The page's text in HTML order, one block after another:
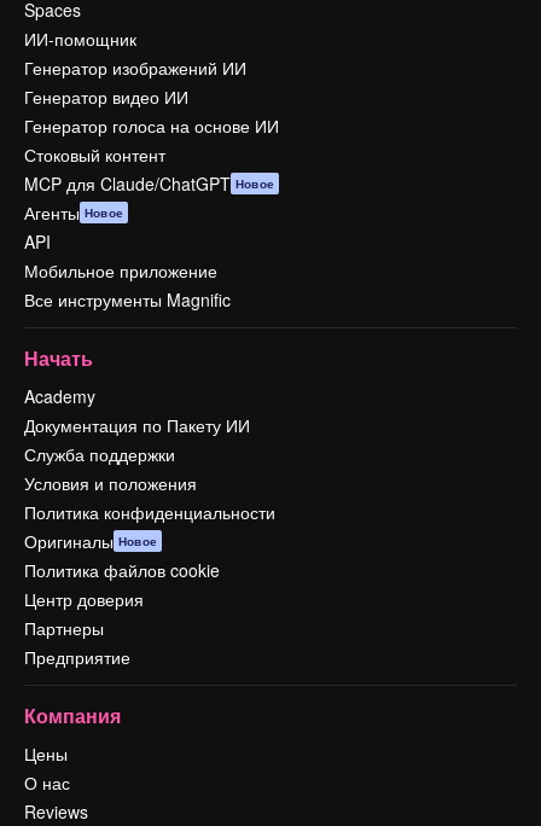
Spaces
ИИ-помощник
Генератор изображений ИИ
Генератор видео ИИ
Генератор голоса на основе ИИ
Стоковый контент
MCP для Claude/ChatGPT Новое
Агенты Новое
API
Мобильное приложение
Все инструменты Magnific
Начать
Academy
Документация по Пакету ИИ
Служба поддержки
Условия и положения
Политика конфиденциальности
Оригиналы Новое
Политика файлов cookie
Центр доверия
Партнеры
Предприятие
Компания
Цены
О нас
Reviews